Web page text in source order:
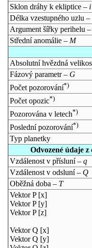
Sklon dráhy k ekliptice – i
Délka vzestupného uzlu –
Argument šířky perihelu
Střední anomálie – M
Absolutní hvězdná
Fázový parametr – G
Počet pozorování*)
Počet opozic*)
Pozorována v letech*)
Poslední pozorování*)
Typ planetky
Odvozené údaje
Vzdálenost v přísluní – q
Vzdálenost v odsluní – Q
Oběžná doba – T
Vektor P [x]
Vektor P [y]
Vektor P [z]
Vektor Q [x]
Vektor Q [y]